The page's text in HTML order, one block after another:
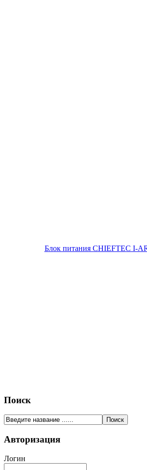
Блок питания CHIEFTEC I-
Поиск
Авторизация
Логин